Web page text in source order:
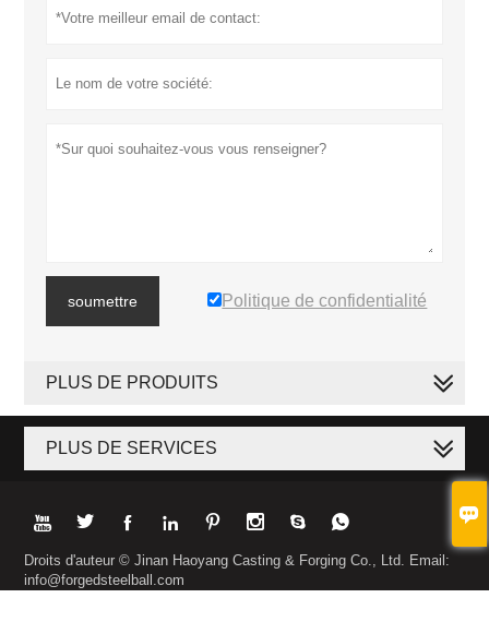

soumettre Politique de confidentialité
PLUS DE PRODUITS
PLUS DE SERVICES
       
Droits d'auteur © Jinan Haoyang Casting & Forging Co., Ltd. Email:
info@forgedsteelball.com